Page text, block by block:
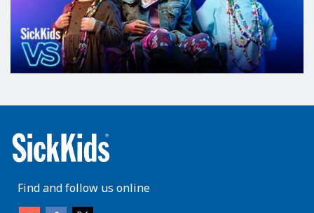
Find and follow us online